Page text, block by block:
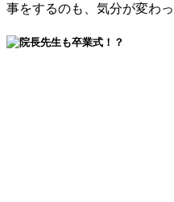
事をするのも、気分が変わ